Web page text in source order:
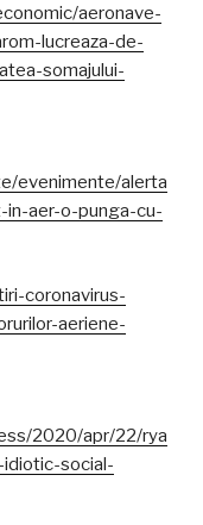
aeronave-
lucreaza-de-
somajului-
evenimente/alerta
in-aer-o-punga-cu-
coronavirus-
aeriene-
2020/apr/22/rya
social-